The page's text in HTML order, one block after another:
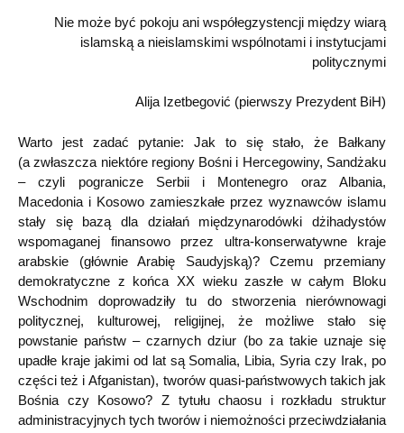
Nie może być pokoju ani współegzystencji między wiarą
islamską a nieislamskimi wspólnotami i instytucjami
politycznymi
Alija Izetbegović (pierwszy Prezydent BiH)
Warto jest zadać pytanie: Jak to się stało, że Bałkany
(a zwłaszcza niektóre regiony Bośni i Hercegowiny, Sandżaku
– czyli pogranicze Serbii i Montenegro oraz Albania,
Macedonia i Kosowo zamieszkałe przez wyznawców islamu
stały się bazą dla działań międzynarodówki dżihadystów
wspomaganej finansowo przez ultra-konserwatywne kraje
arabskie (głównie Arabię Saudyjską)? Czemu przemiany
demokratyczne z końca XX wieku zaszłe w całym Bloku
Wschodnim doprowadziły tu do stworzenia nierównowagi
politycznej, kulturowej, religijnej, że możliwe stało się
powstanie państw – czarnych dziur (bo za takie uznaje się
upadłe kraje jakimi od lat są Somalia, Libia, Syria czy Irak, po
części też i Afganistan), tworów quasi-państwowych takich jak
Bośnia czy Kosowo? Z tytułu chaosu i rozkładu struktur
administracyjnych tych tworów i niemożności przeciwdziałania